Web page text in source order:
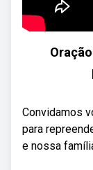
Convidamos
para
e nossa